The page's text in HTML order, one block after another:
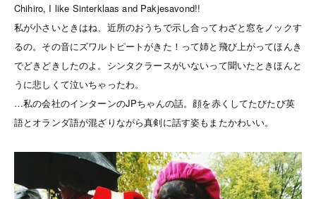
Chihiro, I like Sinterklaas and Pakjesavond!!
私が小さいときはね、近所のおうちで示し合ってわざと窓をノックす
るの。その音にズワルトピートがきた！って姉と飛び上がってほんき
でどきどきしたのよ。シンタクラースがいないって聞いたときほんと
うに悲しくて泣いちゃったわ。
…私の会社のインターンのJPちゃんの話。顔を赤くしてたびたび英
語とオランダ語が混ざりながら真剣に話す姿もまたかわいい。